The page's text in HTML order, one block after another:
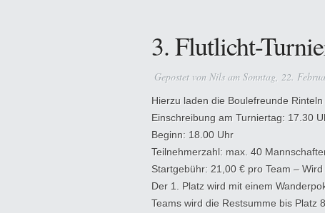
3. Flutlicht-
Gepostet von Nils am Sonntag, 22.
Hierzu laden die Boulefreunde Rinteln
Einschreibung am Turniertag: 17.30
Beginn: 18.00 Uhr
Teilnehmerzahl: max. 40
Startgebühr: 21,00 € pro Team –
Der 1. Platz wird mit einem
Teams wird die Restsumme bis Platz